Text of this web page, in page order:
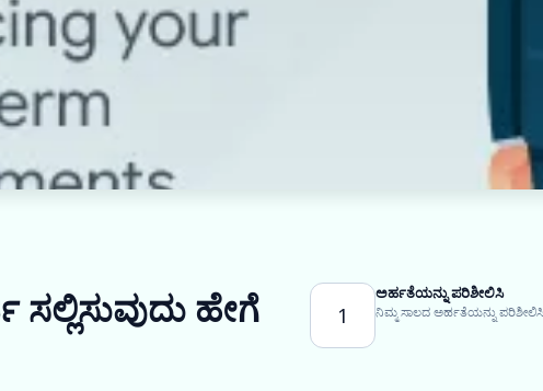
ಸಲ್ಲಿಸುವುದು ಹೇಗೆ 1
ಅರ್ಹತೆಯನ್ನು ಪರಿಶೀಲಿಸಿ
ನಿಮ್ಮ ಸಾಲದ ಅರ್ಹತೆಯನ್ನು ಪರಿಶೀಲಿಸಿ